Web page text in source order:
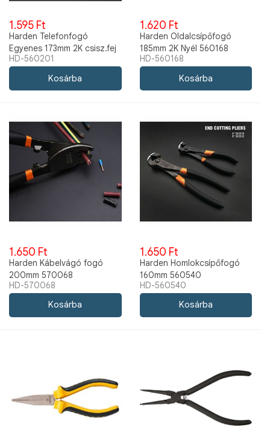
1.595 Ft
Harden Telefonfogó
Egyenes 173mm 2K csisz.fej
560201
HD-560201
1.620 Ft
Harden Oldalcsípőfogó
185mm 2K Nyél 560168
HD-560168
1.650 Ft
Harden Kábelvágó fogó
200mm 570068
HD-570068
1.650 Ft
Harden Homlokcsípőfogó
160mm 560540
HD-560540